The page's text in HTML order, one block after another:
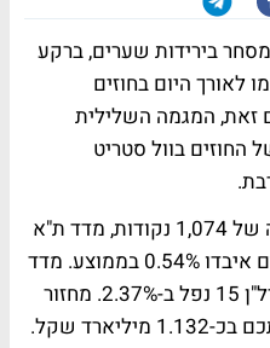
בירידות שערים, ברקע
לאורך היום בחוזים
זאת, המגמה השלילית
בוול סטריט
מדד המעו"ף נסוג 1.43% לרמה של 1,074 נקודות, מדד ת"א
75 צנח ב-2.23% ומניות הבנקים איבדו 0.54% בממוצע. מדד
יתר 50 השיל 1.92% ומדד הנדל"ן 15 נפל ב-2.37%. מחזור
שקל.